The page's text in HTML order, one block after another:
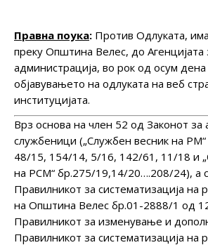
Правна поука: Против Одлуката,
преку Општина Велес, до Агенцијата
администрација, во рок од осум
објавувањето на одлуката на веб
институцијата.
Врз основа на член 52 од Законот за
службеници („Службен весник на
48/15, 154/14, 5/16, 142/61, 11/18 и
на РСМ“ бр.275/19,14/20….208/24), а
Правилникот за систематизација на
на Општина Велес бр.01-2888/1 од
Правилникот за изменување и
Правилникот за систематизација на